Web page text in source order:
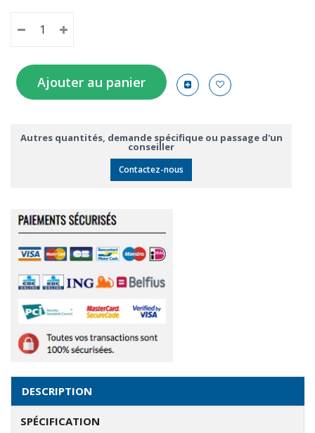
Ajouter au panier
Autres quantités, demande spécifique ou passage d'un
conseiller
Contactez-nous
DESCRIPTION
SPÉCIFICATION